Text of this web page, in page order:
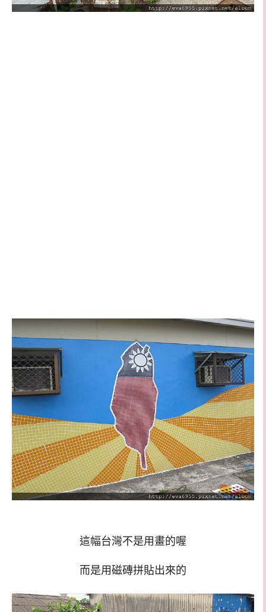
這幅台灣不是用畫的喔
而是用磁磚拼貼出來的